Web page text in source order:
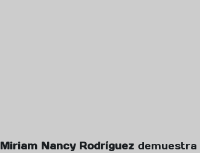
Miriam Nancy Rodríguez demuestra